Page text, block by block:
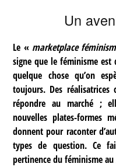
Un
Le « marketplace féminism
signe que le féminisme est
quelque chose qu’on
toujours. Des
répondre au marché ;
nouvelles plates-formes
donnent pour raconter
types de question. Ce
pertinence du féminisme au